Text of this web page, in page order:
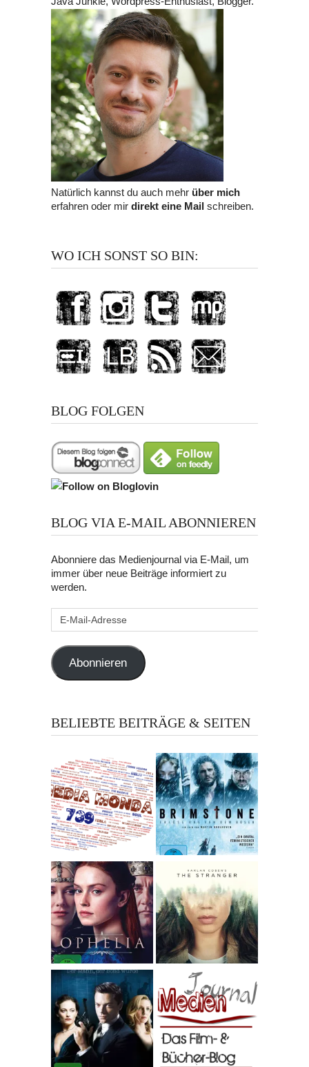
Natürlich kannst du auch mehr über mich
erfahren oder mir direkt eine Mailschreiben.
WO ICH SONST SO BIN:
BLOG FOLGEN
BLOG VIA E-MAIL ABONNIEREN
Abonniere das Medienjournal via E-Mail, um
immer über neue Beiträge informiert zu
werden.
Abonnieren
BELIEBTE BEITRÄGE & SEITEN